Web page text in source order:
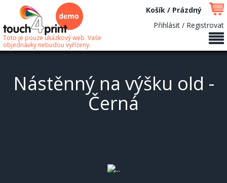
Toto je pouze ukázkový web. Vaše
objednávky nebudou vyřízeny.
Košík / Prázdný
Přihlásit / Registrovat
Nástěnný na výšku old -
Černá